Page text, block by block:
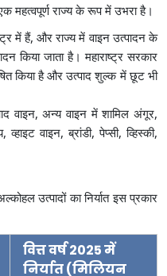
महत्वपूर्ण राज्य के रूप में उभरा है।
में हैं, और राज्य में वाइन उत्पादन के
जाता है। महाराष्ट्र सरकार
किया है और उत्पाद शुल्क में छूट भी
वाइन, अन्य वाइन में शामिल अंगूर,
वाइन, ब्रांडी, पेप्सी, व्हिस्की,
उत्पादों का निर्यात इस प्रकार
वित्त वर्ष 2025 में
निर्यात (मिलियन